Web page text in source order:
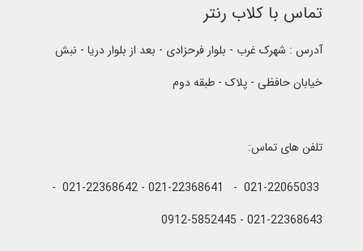
تماس با کلاب رنتر
آدرس : شهرک غرب - بلوار فرحزادی - بعد از بلوار دریا - نبش
خیابان حافظی - پلاک - طبقه دوم
تلفن های تماس:
021-22065033 - 021-22368641 - 021-22368642 -
021-22368643 - 0912-5852445